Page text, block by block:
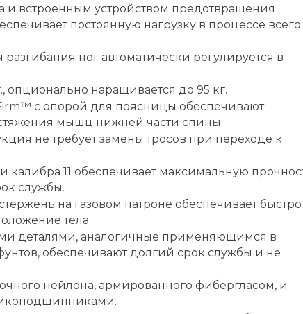
встроенным устройством предотвращения
постоянную нагрузку в процессе всего
ног автоматически регулируется в
наращивается до 95 кг.
с опорой для поясницы обеспечивают
мышц нижней части спины.
не требует замены тросов при переходе к
11 обеспечивает максимальную
службы.
на газовом патроне обеспечивает
тела.
деталями, аналогичные применяющимся в
обеспечивают долгий срок службы и не
нейлона, армированного фибергласом, и